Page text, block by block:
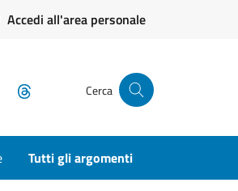
Accedi all'area personale
WhatsApp Cerca
Tutti gli argomenti